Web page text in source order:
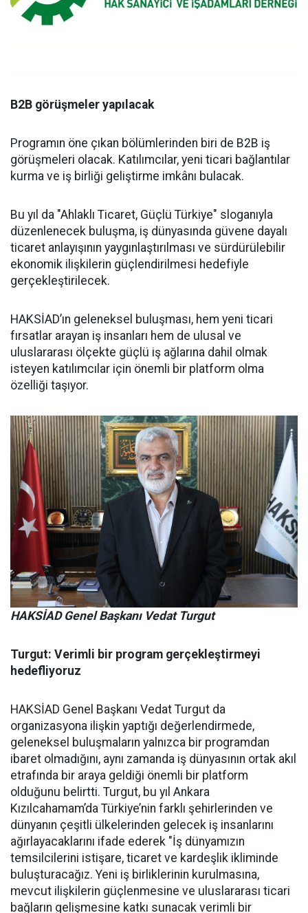
B2B görüşmeler yapılacak
Programın öne çıkan bölümlerinden biri de B2B iş
görüşmeleri olacak. Katılımcılar, yeni ticari bağlantılar
kurma ve iş birliği geliştirme imkânı bulacak.
Bu yıl da "Ahlaklı Ticaret, Güçlü Türkiye" sloganıyla
düzenlenecek buluşma, iş dünyasında güvene dayalı
ticaret anlayışının yaygınlaştırılması ve sürdürülebilir
ekonomik ilişkilerin güçlendirilmesi hedefiyle
gerçekleştirilecek.
HAKSİAD’ın geleneksel buluşması, hem yeni ticari
fırsatlar arayan iş insanları hem de ulusal ve
uluslararası ölçekte güçlü iş ağlarına dahil olmak
isteyen katılımcılar için önemli bir platform olma
özelliği taşıyor.
HAKSİAD Genel Başkanı Vedat Turgut
Turgut: Verimli bir program gerçekleştirmeyi
hedefliyoruz
HAKSİAD Genel Başkanı Vedat Turgut da
organizasyona ilişkin yaptığı değerlendirmede,
geleneksel buluşmaların yalnızca bir programdan
ibaret olmadığını, aynı zamanda iş dünyasının ortak akıl
etrafında bir araya geldiği önemli bir platform
olduğunu belirtti. Turgut, bu yıl Ankara
Kızılcahamam’da Türkiye’nin farklı şehirlerinden ve
dünyanın çeşitli ülkelerinden gelecek iş insanlarını
ağırlayacaklarını ifade ederek "İş dünyamızın
temsilcilerini istişare, ticaret ve kardeşlik ikliminde
buluşturacağız. Yeni iş birliklerinin kurulmasına,
mevcut ilişkilerin güçlenmesine ve uluslararası ticari
bağların gelişmesine katkı sunacak verimli bir